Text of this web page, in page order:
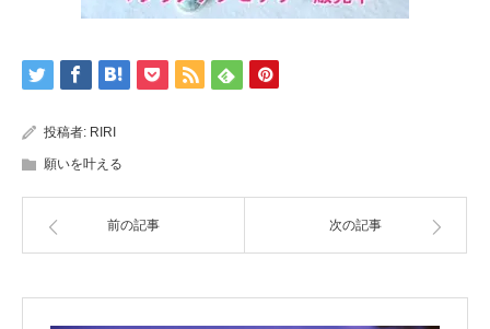
投稿者: RIRI
願いを叶える
前の記事 次の記事